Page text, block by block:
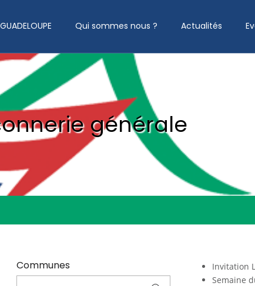
Qui sommes nous ? Actualités
générale
Communes
Invitation
Semaine